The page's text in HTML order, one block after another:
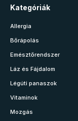
Kategóriák
Allergia
Bőrápolás
Emésztőrendszer
Láz és Fájdalom
Légúti panaszok
Vitaminok
Mozgás